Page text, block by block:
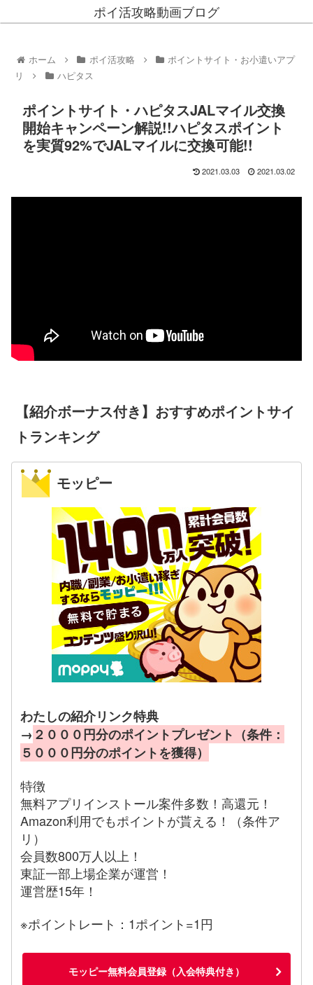
ポイ活攻略動画ブログ
ホーム ポイ活攻略
ポイントサイト・お小遣いアプ
リ
ハピタス
ポイントサイト・ハピタスJALマイル交換
開始キャンペーン解説!!ハピタスポイント
を実質92%でJALマイルに交換可能!!
2021.03.03 2021.03.02
【紹介ボーナス付き】おすすめポイントサイ
トランキング
モッピー
わたしの紹介リンク特典
→ ２０００円分のポイントプレゼント（条件：
５０００円分のポイントを獲得）
特徴
無料アプリインストール案件多数！高還元！
Amazon利用でもポイントが貰える！（条件ア
リ）
会員数800万人以上！
東証一部上場企業が運営！
運営歴15年！
※ポイントレート：1ポイント=1円
モッピー無料会員登録（入会特典付き）